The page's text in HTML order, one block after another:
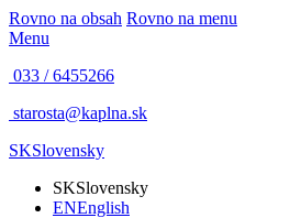
Rovno na obsah Rovno na menu
Menu
033 / 6455266
starosta@kaplna.sk
SKSlovensky
SKSlovensky
ENEnglish